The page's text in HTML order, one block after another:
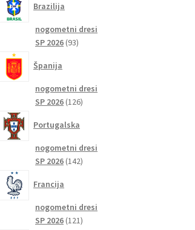
Brazilija
nogometni dresi
SP 2026 9393
Španija
nogometni dresi
SP 2026 126126
Portugalska
nogometni dresi
SP 2026 142142
Francija
nogometni dresi
SP 2026 121121